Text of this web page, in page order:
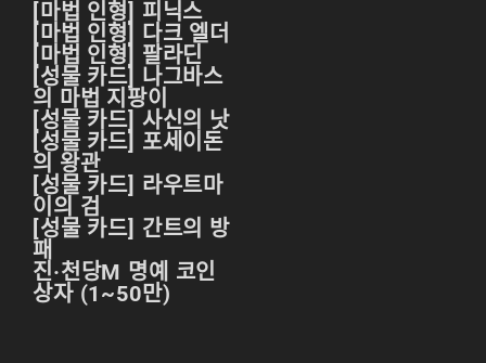
[마법 인형] 피닉스
[마법 인형] 다크 엘더
[마법 인형] 팔라딘
[성물 카드] 나그바스
의 마법 지팡이
[성물 카드] 사신의 낫
[성물 카드] 포세이돈
의 왕관
[성물 카드] 라우트마
이의 검
[성물 카드] 간트의 방
패
진·천당M 명예 코인
상자 (1~50만)